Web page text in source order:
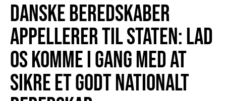
DANSKE BEREDSKABER
APPELLERER TIL STATEN: LAD
OS KOMME I GANG MED AT
SIKRE ET GODT NATIONALT